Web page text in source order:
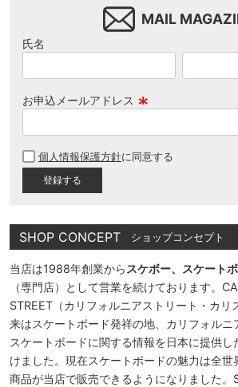
MAIL
氏名
お申込メールアドレス
須
個人情報保護方針に同意する
SHOP CONCEPT ショップコンセプト
当店は1988年創業から スケボー、スケート
（専門店）として営業を続けております。
STREET（カリフォルニアストリート・カリ
来はスケートボード発祥の地、カリフォルニ
スケートボードに関する情報を日本に提供
けました。現在スケートボードの魅力は全
商品が当店で販売できるようになりました。